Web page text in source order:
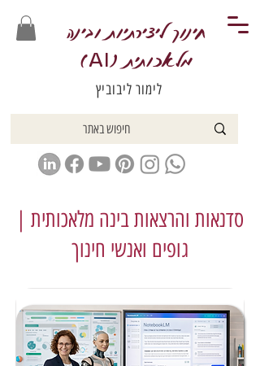
חינוך ליצירתיות ובינה
מלאכותית (AI
)
לימור ליבוביץ
סדנאות והרצאות בינה מלאכותית |
גופים ואנשי חינוך